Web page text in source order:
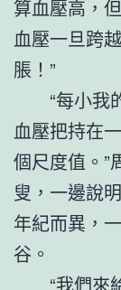
算血壓高，
血壓一旦跨
脹！”
“每小我
血壓把持在
個尺度值。”
叟，一邊說
年紀而異，
谷。
“我們來